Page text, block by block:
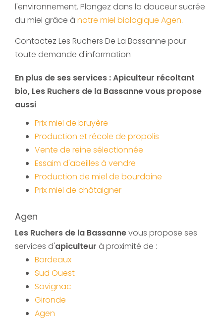
l'environnement. Plongez dans la douceur sucrée
du miel grâce à notre miel biologique Agen.
Contactez Les Ruchers De La Bassanne pour
toute demande d'information
En plus de ses services :Apiculteur récoltant
bio, Les Ruchers de la Bassanne vous propose
aussi
Prix miel de bruyère
Production et récole de propolis
Vente de reine sélectionnée
Essaim d'abeilles à vendre
Production de miel de bourdaine
Prix miel de châtaigner
Agen
Les Ruchers de la Bassannevous propose ses
services d'apiculteur à proximité de :
Bordeaux
Sud Ouest
Savignac
Gironde
Agen